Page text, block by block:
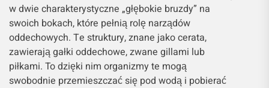
w dwie charakterystyczne „głębokie bruzdy” na
swoich bokach, które pełnią rolę narządów
oddechowych. Te struktury, znane jako cerata,
zawierają gałki oddechowe, zwane gillami lub
piłkami. To dzięki nim organizmy te mogą
swobodnie przemieszczać się pod wodą i pobierać